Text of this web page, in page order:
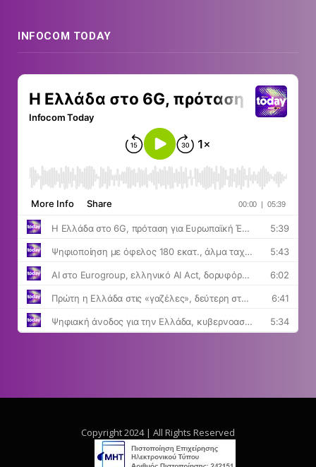
INFOCOM TODAY
Copyright 2024 | All Rights Reserved